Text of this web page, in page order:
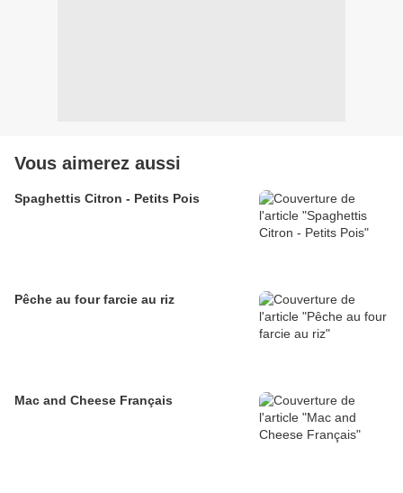
Vous aimerez aussi
Spaghettis Citron - Petits Pois
Pêche au four farcie au riz
Mac and Cheese Français